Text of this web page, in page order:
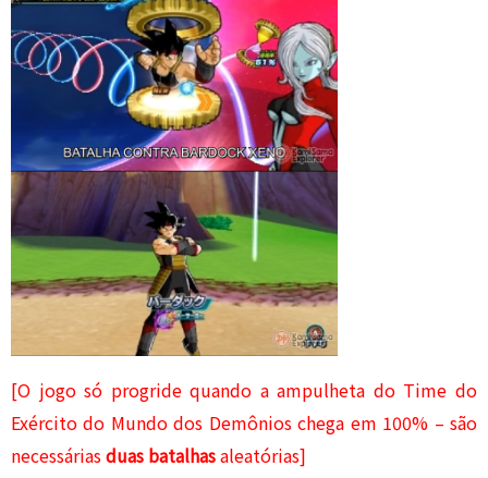
[O jogo só progride quando a ampulheta do Time do
Exército do Mundo dos Demônios chega em 100% – são
necessáriasduas batalhasaleatórias]